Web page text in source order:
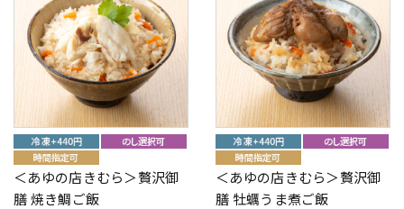
＜あゆの店きむら＞贅沢御
膳 焼き鯛ご飯
＜あゆの店きむら＞贅沢御
膳 牡蠣うま煮ご飯